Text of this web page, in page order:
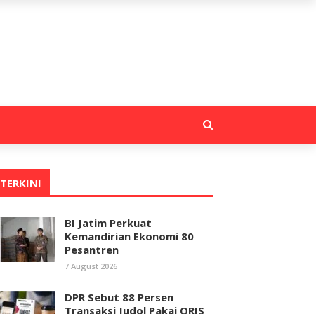
TERKINI
BI Jatim Perkuat
Kemandirian Ekonomi 80
Pesantren
7 August 2026
DPR Sebut 88 Persen
Transaksi Judol Pakai QRIS